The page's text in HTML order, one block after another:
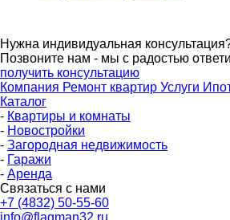
Нужна индивидуальная
Позвоните нам - мы с радостью
получить консультацию
Компания Ремонт квартир Услуги
Каталог
- Квартиры и комнаты
- Новостройки
- Загородная недвижимость
- Гаражи
- Аренда
Связаться с нами
+7 (4832) 50-55-60
info@flagman32.ru